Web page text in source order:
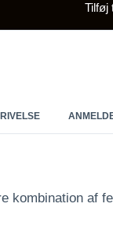
Tilføj
kombination af